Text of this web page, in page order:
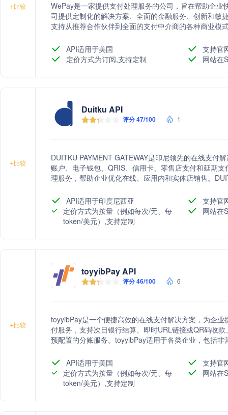
+比较
WePay是一家提供支付处理服务的公司，旨在帮助企
司提供定制化的解决方案、全面的金融服务、创新和敏
支持从推荐合作伙伴到全面的支付中介商的各种商业模
API适用于美国
支持官
定价方式为订阅,支持定制
网站在
+比较
Duitku API
评分 47/100 1
DUITKU PAYMENT GATEWAY是印尼领先的在线支付
账户、电子钱包、QRIS、信用卡、零售店支付和延期
理服务，帮助企业优化在线、应用内和实体店销售。
API适用于印度尼西亚
支持官
定价方式为按量（例如每次/元、每
token/美元）,支持定制
网站在
+比较
toyyibPay API
评分 46/100 6
toyyibPay是一个便捷高效的在线支付解决方案，为企
付服务，支持次日银行结算、即时URL链接或QR码收
预配置的分账服务。toyyibPay适用于各类企业，包括
API适用于美国
支持官
定价方式为按量（例如每次/元、每
token/美元）,支持定制
网站在